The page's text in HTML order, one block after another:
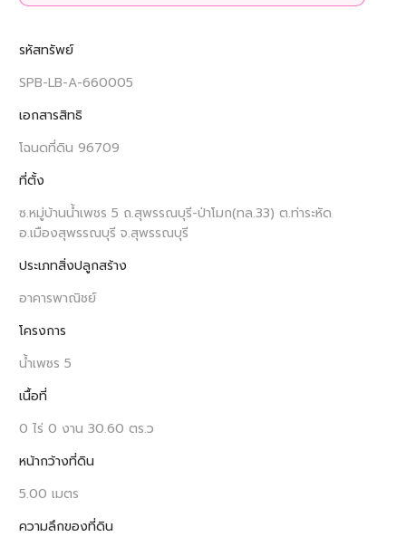
รหัสทรัพย์
SPB-LB-A-660005
เอกสารสิทธิ
โฉนดที่ดิน 96709
ที่ตั้ง
ซ.หมู่บ้านน้ำเพชร 5 ถ.สุพรรณบุรี-ป่าโมก(ทล.33) ต.ท่าระหัด
อ.เมืองสุพรรณบุรี จ.สุพรรณบุรี
ประเภทสิ่งปลูกสร้าง
อาคารพาณิชย์
โครงการ
น้ำเพชร 5
เนื้อที่
0 ไร่ 0 งาน 30.60 ตร.ว
หน้ากว้างที่ดิน
5.00 เมตร
ความลึกของที่ดิน